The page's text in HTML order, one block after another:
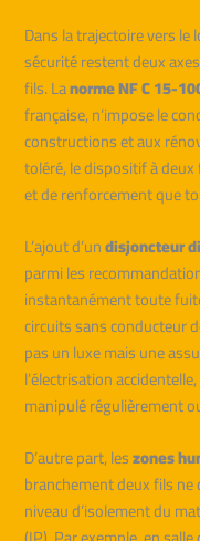
Dans la trajectoire vers
sécurité restent deux
fils. Lanorme NF C 15-
française, n’impose le
constructions et aux
toléré, le dispositif à
et de renforcement que
L’ajout d’undisjoncteur
parmi les
instantanément toute
circuits sans conducteur
pas un luxe mais une
l’électrisation
manipulé régulièrement
D’autre part, leszones
branchement deux fils
niveau d’isolement du